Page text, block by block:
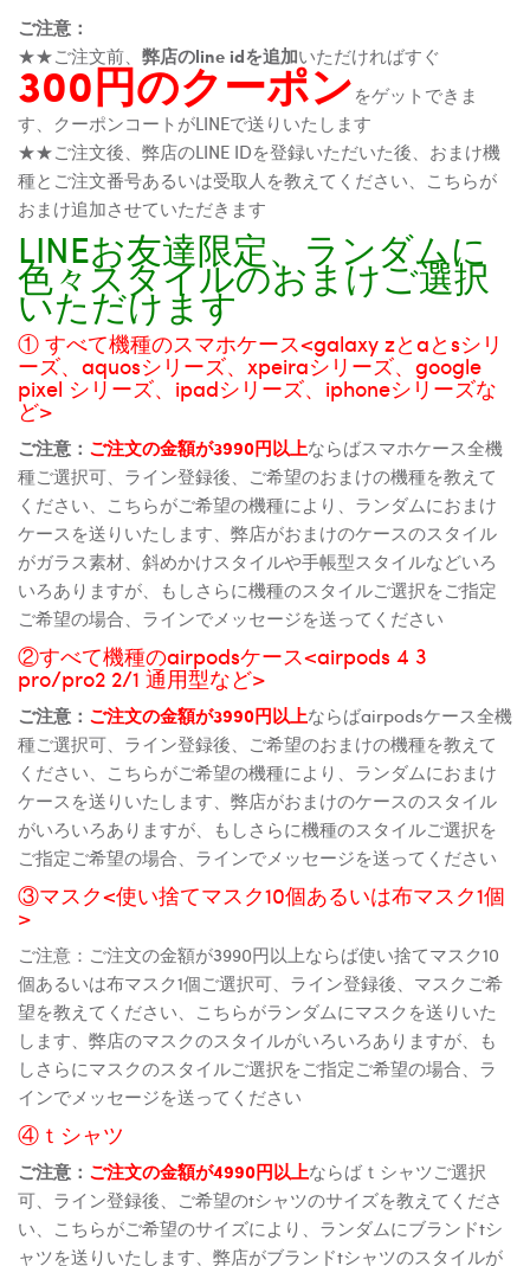
ご注意：
★★ご注文前、 弊店のline idを追加いただければすぐ
300円のクーポンをゲットできま
す、クーポンコートがLINEで送りいたします
★★ご注文後、弊店のLINE IDを登録いただいた後、おまけ機
種とご注文番号あるいは受取人を教えてください、こちらが
おまけ追加させていただきます
LINEお友達限定、ランダムに
色々スタイルのおまけご選択
いただけます
① すべて機種のスマホケース<galaxy zとaとsシリ
ーズ、aquosシリーズ、xpeiraシリーズ、google
pixel シリーズ、ipadシリーズ、iphoneシリーズな
ど>
ご注意： ご注文の金額が3990円以上ならばスマホケース全機
種ご選択可、ライン登録後、ご希望のおまけの機種を教えて
ください、こちらがご希望の機種により、ランダムにおまけ
ケースを送りいたします、弊店がおまけのケースのスタイル
がガラス素材、斜めかけスタイルや手帳型スタイルなどいろ
いろありますが、もしさらに機種のスタイルご選択をご指定
ご希望の場合、ラインでメッセージを送ってください
②すべて機種のairpodsケース<airpods 4 3
pro/pro2 2/1 通用型など>
ご注意： ご注文の金額が3990円以上ならばairpodsケース全機
種ご選択可、ライン登録後、ご希望のおまけの機種を教えて
ください、こちらがご希望の機種により、ランダムにおまけ
ケースを送りいたします、弊店がおまけのケースのスタイル
がいろいろありますが、もしさらに機種のスタイルご選択を
ご指定ご希望の場合、ラインでメッセージを送ってください
③マスク<使い捨てマスク10個あるいは布マスク1個
>
ご注意：ご注文の金額が3990円以上ならば使い捨てマスク10
個あるいは布マスク1個ご選択可、ライン登録後、マスクご希
望を教えてください、こちらがランダムにマスクを送りいた
します、弊店のマスクのスタイルがいろいろありますが、も
しさらにマスクのスタイルご選択をご指定ご希望の場合、ラ
インでメッセージを送ってください
④ｔシャツ
ご注意： ご注文の金額が4990円以上ならばｔシャツご選択
可、ライン登録後、ご希望のtシャツのサイズを教えてくださ
い、こちらがご希望のサイズにより、ランダムにブランドtシ
ャツを送りいたします、弊店がブランドtシャツのスタイルが